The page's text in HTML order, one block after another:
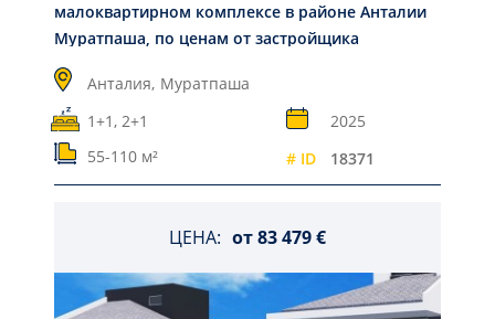
малоквартирном комплексе в районе Анталии
Муратпаша, по ценам от застройщика
Анталия, Муратпаша
1+1, 2+1
2025
55-110 м²
# ID 18371
ЦЕНА: от83 479 €